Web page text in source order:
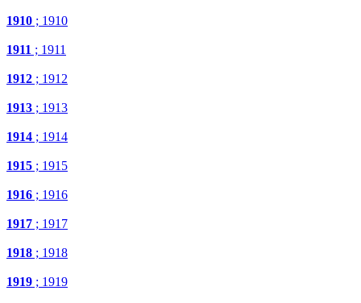
1910 ; 1910
1911 ; 1911
1912 ; 1912
1913 ; 1913
1914 ; 1914
1915 ; 1915
1916 ; 1916
1917 ; 1917
1918 ; 1918
1919 ; 1919